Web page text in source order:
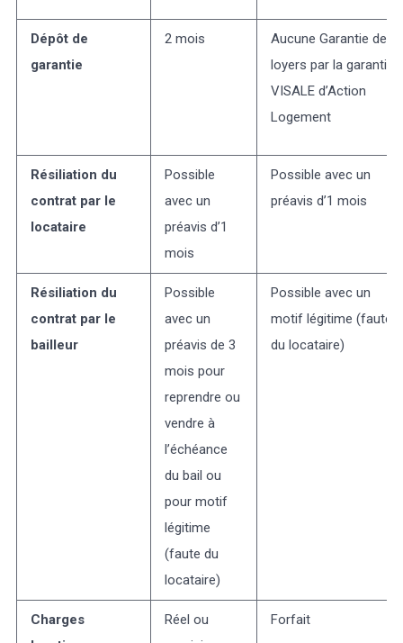
Dépôt de
garantie
2 mois
Aucune Garantie des
loyers par la garantie
VISALE d’Action
Logement
Résiliation du
contrat par le
locataire
Possible
avec un
préavis d’1
mois
Possible avec un
préavis d’1 mois
Résiliation du
contrat par le
bailleur
Possible
avec un
préavis de 3
mois pour
reprendre ou
vendre à
l’échéance
du bail ou
pour motif
légitime
(faute du
locataire)
Possible avec un
motif légitime (faute
du locataire)
Charges
Réel ou
Forfait